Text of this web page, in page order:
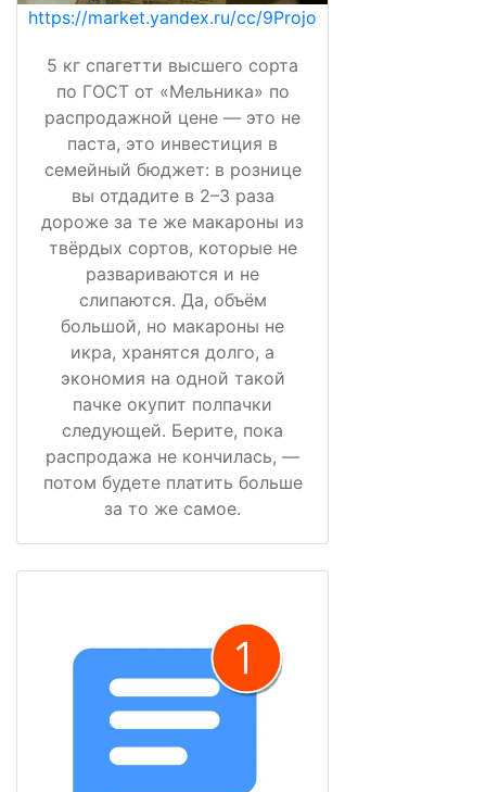
https://market.yandex.ru/cc/9Projo
5 кг спагетти высшего сорта
по ГОСТ от «Мельника» по
распродажной цене — это не
паста, это инвестиция в
семейный бюджет: в рознице
вы отдадите в 2–3 раза
дороже за те же макароны из
твёрдых сортов, которые не
развариваются и не
слипаются. Да, объём
большой, но макароны не
икра, хранятся долго, а
экономия на одной такой
пачке окупит полпачки
следующей. Берите, пока
распродажа не кончилась, —
потом будете платить больше
за то же самое.